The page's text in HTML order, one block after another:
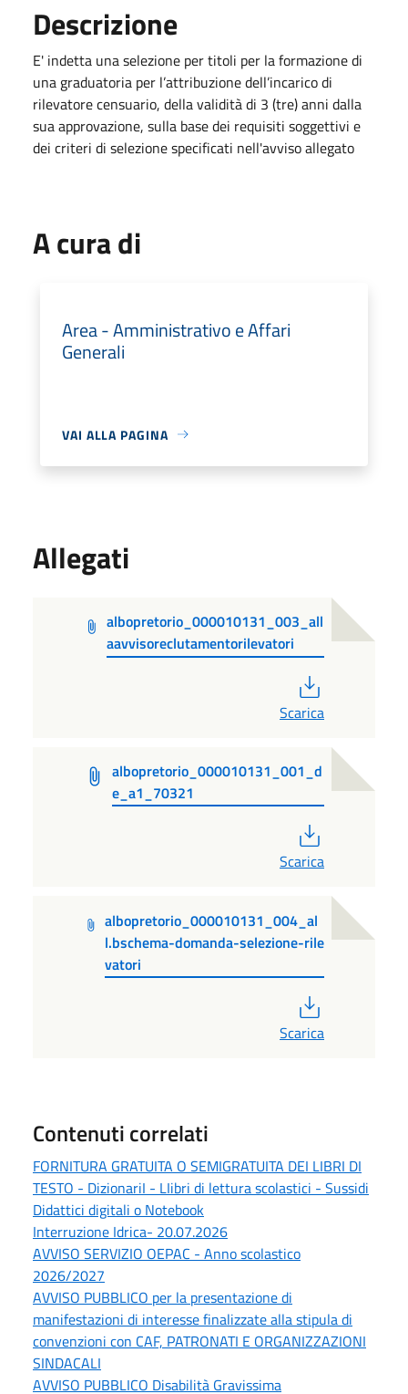
Descrizione
E' indetta una selezione per titoli per la formazione di
una graduatoria per l’attribuzione dell’incarico di
rilevatore censuario, della validità di 3 (tre) anni dalla
sua approvazione, sulla base dei requisiti soggettivi e
dei criteri di selezione specificati nell'avviso allegato
A cura di
Area - Amministrativo e Affari
Generali
VAI ALLA PAGINA
Allegati
albopretorio_000010131_003_all
aavvisoreclutamentorilevatori
Scarica
albopretorio_000010131_001_d
e_a1_70321
Scarica
albopretorio_000010131_004_al
l.bschema-domanda-selezione-rile
vatori
Scarica
Contenuti correlati
FORNITURA GRATUITA O SEMIGRATUITA DEI LIBRI DI
TESTO - DizionariI - LIibri di lettura scolastici - Sussidi
Didattici digitali o Notebook
Interruzione Idrica- 20.07.2026
AVVISO SERVIZIO OEPAC - Anno scolastico
2026/2027
AVVISO PUBBLICO per la presentazione di
manifestazioni di interesse finalizzate alla stipula di
convenzioni con CAF, PATRONATI E ORGANIZZAZIONI
SINDACALI
AVVISO PUBBLICO Disabilità Gravissima